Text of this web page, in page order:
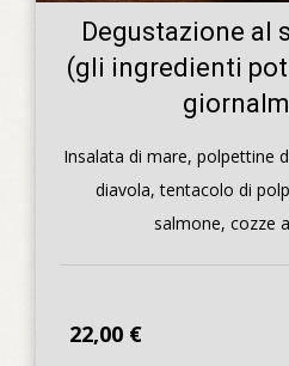
Degustazione al
(gli ingredienti
Insalata di mare, polpettine
diavola, tentacolo di
salmone, cozze
22,00 €